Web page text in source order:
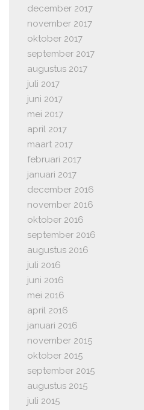
december 2017
november 2017
oktober 2017
september 2017
augustus 2017
juli 2017
juni 2017
mei 2017
april 2017
maart 2017
februari 2017
januari 2017
december 2016
november 2016
oktober 2016
september 2016
augustus 2016
juli 2016
juni 2016
mei 2016
april 2016
januari 2016
november 2015
oktober 2015
september 2015
augustus 2015
juli 2015